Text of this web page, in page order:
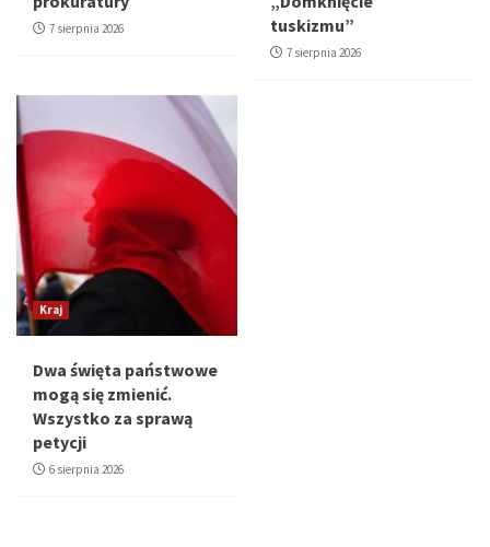
7 sierpnia 2026
tuskizmu”
7 sierpnia 2026
Kraj
Dwa święta państwowe
mogą się zmienić.
Wszystko za sprawą
petycji
6 sierpnia 2026